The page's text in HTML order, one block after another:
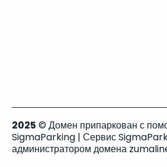
2025 © Домен припаркован с
SigmaParking | Сервис
администратором домена